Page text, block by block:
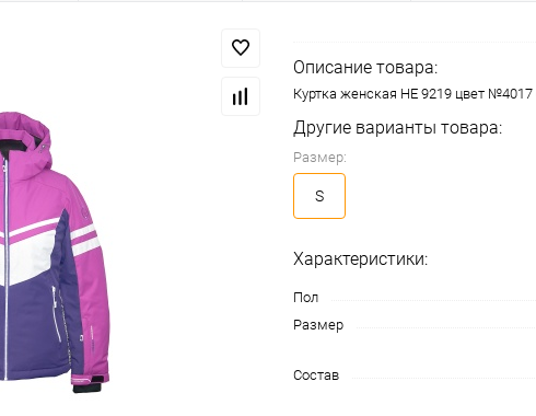
Описание товара:
Куртка женская HE 9219 цвет
Другие варианты товара:
Размер:
S
Характеристики:
Пол
Размер
Состав